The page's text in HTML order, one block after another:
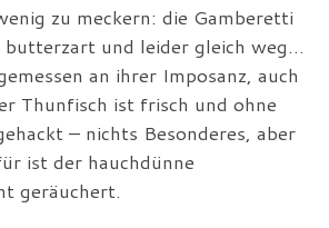
zu meckern: die Gamberetti
butterzart und leider gleich weg…
an ihrer Imposanz, auch
Thunfisch ist frisch und ohne
– nichts Besonderes, aber
ist der hauchdünne
geräuchert.